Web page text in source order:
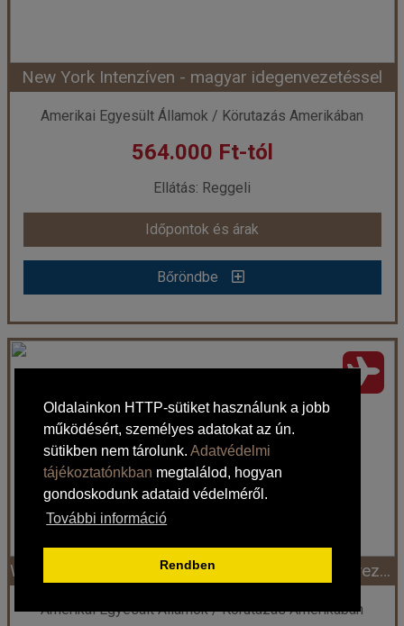
Oldalainkon HTTP-sütiket használunk a jobb
működésért, személyes adatokat az ún.
sütikben nem tárolunk. Adatvédelmi
tájékoztatónkban megtalálod, hogyan
gondoskodunk adataid védelméről.
További információ
Rendben
Időpont: 2026-08-19 | 8 éj
már 1.014.000 Ft-tól
Időpontok és árak
Bőröndbe
New York Intenzíven - magyar idegenvezetéssel
Amerikai Egyesült Államok / Körutazás Amerikában
564.000 Ft-tól
Ellátás: Reggeli
Időpontok és árak
Bőröndbe
New York Intenzíven - magyar idegenvezetéssel
Ország:Amerikai Egyesült Államok
Város:Körutazás Amerikában
Utazás módja:Repülővel
Ellátás:Reggeli
Szálláskategória:Program szerint
Szobatípus:
Négy fős
Időtartam:5 éj
Időpont: 2026-08-22 | 5 éj Washington DC és New York - magyar idegenvezetéssel
Amerikai Egyesült Államok / Körutazás Amerikában